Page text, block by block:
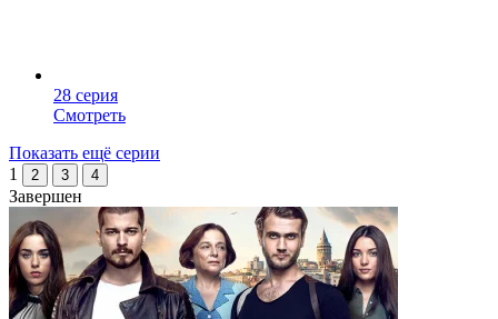
28 серия
Смотреть
Показать ещё серии
1
2 3 4
Завершен